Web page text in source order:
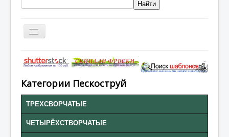
ГЛАВНАЯ
СТАТЬИ
УСЛУГИ И ЦЕНЫ
ШКАФ КУПЕ ФОТО
Категории Пескоструй
ТРЕХСВОРЧАТЫЕ
ЧЕТЫРЁХСТВОРЧАТЫЕ